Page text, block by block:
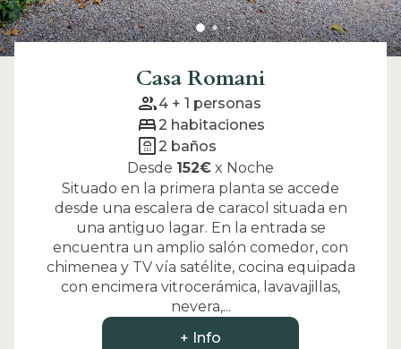
Casa Romani
group4 + 1 personas
bed2 habitaciones
bathroom 2 baños
Desde 152€ x Noche
Situado en la primera planta se accede
desde una escalera de caracol situada en
una antiguo lagar. En la entrada se
encuentra un amplio salón comedor, con
chimenea y TV vía satélite, cocina equipada
con encimera vitrocerámica, lavavajillas,
nevera,...
+ Info